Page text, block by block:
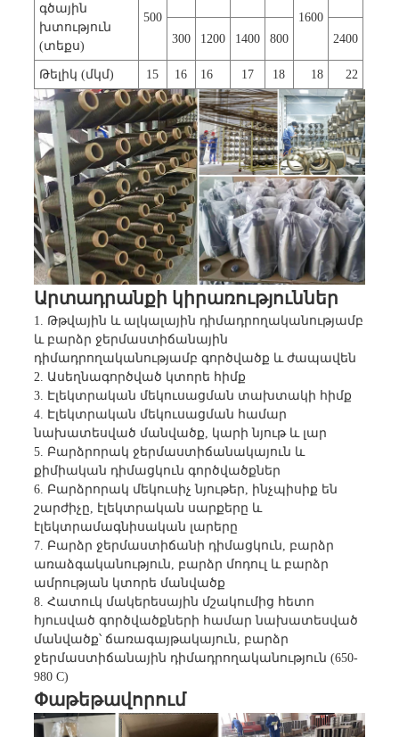
գծային
խտություն
(տեքս)
500
1600
300 1200 1400 800 2400
Թելիկ (մկմ) 15 16 16 17 18 18 22
Արտադրանքի կիրառություններ
1. Թթվային և ալկալային դիմադրողականությամբ
և բարձր ջերմաստիճանային
դիմադրողականությամբ գործվածք և ժապավեն
2. Ասեղնագործված կտորե հիմք
3. Էլեկտրական մեկուսացման տախտակի հիմք
4. Էլեկտրական մեկուսացման համար
նախատեսված մանվածք, կարի նյութ և լար
5. Բարձրորակ ջերմաստիճանակայուն և
քիմիական դիմացկուն գործվածքներ
6. Բարձրորակ մեկուսիչ նյութեր, ինչպիսիք են
շարժիչը, էլեկտրական սարքերը և
էլեկտրամագնիսական լարերը
7. Բարձր ջերմաստիճանի դիմացկուն, բարձր
առաձգականություն, բարձր մոդուլ և բարձր
ամրության կտորե մանվածք
8. Հատուկ մակերեսային մշակումից հետո
հյուսված գործվածքների համար նախատեսված
մանվածք՝ ճառագայթակայուն, բարձր
ջերմաստիճանային դիմադրողականություն (650-
980 C)
Փաթեթավորում